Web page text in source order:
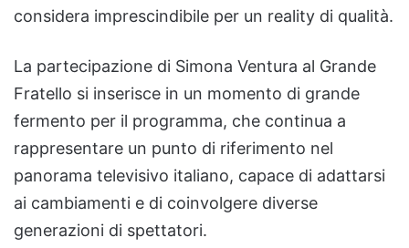
considera imprescindibile per un reality di qualità.
La partecipazione di Simona Ventura al Grande
Fratello si inserisce in un momento di grande
fermento per il programma, che continua a
rappresentare un punto di riferimento nel
panorama televisivo italiano, capace di adattarsi
ai cambiamenti e di coinvolgere diverse
generazioni di spettatori.